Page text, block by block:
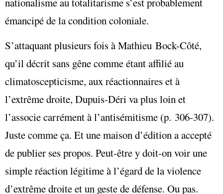
émancipé de la condition coloniale.
S’attaquant plusieurs fois à Mathieu Bock-Côté,
qu’il décrit sans gêne comme étant affilié au
climatoscepticisme, aux réactionnaires et à
l’extrême droite, Dupuis-Déri va plus loin et
l’associe carrément à l’antisémitisme (p. 306-307).
Juste comme ça. Et une maison d’édition a accepté
de publier ses propos. Peut-être y doit-on voir une
simple réaction légitime à l’égard de la violence
d’extrême droite et un geste de défense. Ou pas.